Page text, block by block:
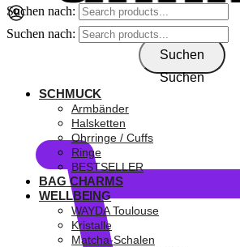
Suchen nach:
Suchen
Suchen nach:
Suchen
SCHMUCK
Armbänder
Halsketten
Ohrringe / Cuffs
Ringe
BESTSELLER
BAG CHARMS
WELLBEING
WAYDA Toulouse
Kristalle
Matcha-Schalen